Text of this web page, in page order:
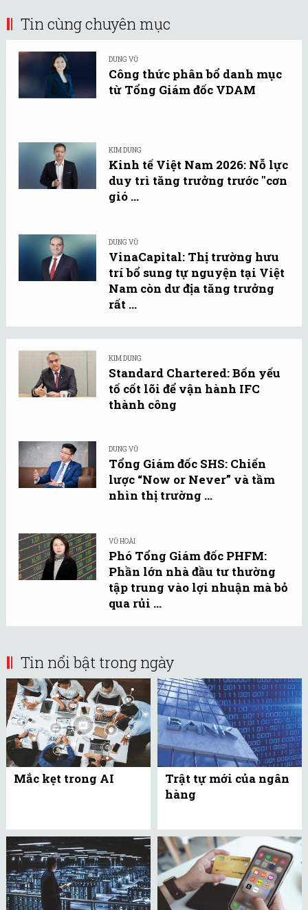
Tin cùng chuyên mục
DUNG VŨ
Công thức phân bổ danh mục
từ Tổng Giám đốc VDAM
KIM DUNG
Kinh tế Việt Nam 2026: Nỗ lực
duy trì tăng trưởng trước "cơn
gió ...
DUNG VŨ
VinaCapital: Thị trường hưu
trí bổ sung tự nguyện tại Việt
Nam còn dư địa tăng trưởng
rất ...
KIM DUNG
Standard Chartered: Bốn yếu
tố cốt lõi để vận hành IFC
thành công
DUNG VŨ
Tổng Giám đốc SHS: Chiến
lược “Now or Never” và tầm
nhìn thị trường ...
VŨ HOÀI
Phó Tổng Giám đốc PHFM:
Phần lớn nhà đầu tư thường
tập trung vào lợi nhuận mà bỏ
qua rủi ...
Tin nổi bật trong ngày
Mắc kẹt trong AI
Trật tự mới của ngân
hàng